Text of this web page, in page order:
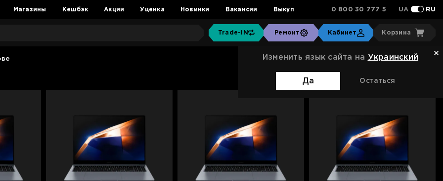
Магазины Кешбэк Акции Уценка Новинки Вакансии Выкуп 0 800 30 777 5 UA RU
Trade-IN Ремонт Кабинет Корзина
Изменить язык сайта на Украинский
Да Остаться
Сортировка: Стандартная